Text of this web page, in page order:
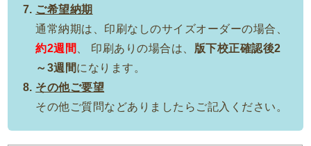
ご希望納期
通常納期は、印刷なしのサイズオーダーの場合、
約2週間
、 印刷ありの場合は、 版下校正確認後2
～3週間になります。
その他ご要望
その他ご質問などありましたらご記入ください。